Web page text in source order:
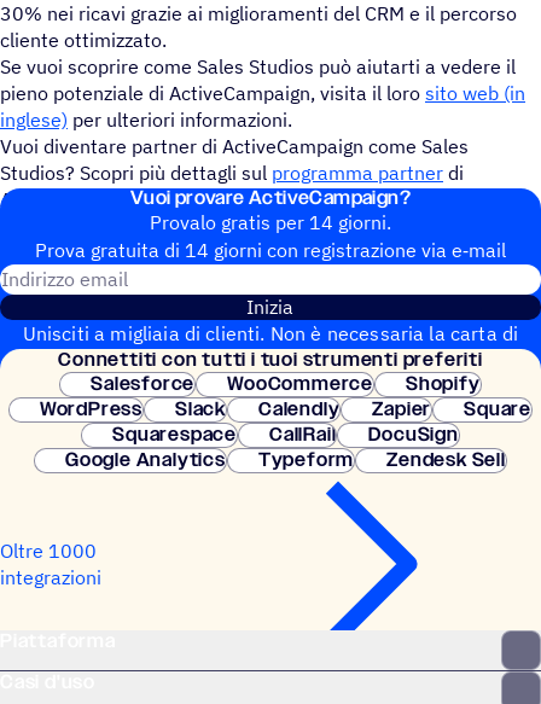
30% nei ricavi grazie ai miglioramenti del CRM e il percorso
cliente ottimizzato.
Se vuoi scoprire come Sales Studios può aiutarti a vedere il
pieno potenziale di ActiveCampaign, visita il loro sito web (in
inglese) per ulteriori informazioni.
Vuoi diventare partner di ActiveCampaign come Sales
Studios? Scopri più dettagli sul programma partner di
ActiveCampaign.Vuoi provare ActiveCampaign?
Provalo gratis per 14 giorni.
Prova gratuita di 14 giorni con regi­stra­zione via e‑mail
Inizia
Unisciti a migliaia di clienti. Non è necessaria la carta di
credito. Configurazione istantanea.
Connet­titi con tutti i tuoi strumenti preferiti
Salesforce
WooCommerce
Shopify
WordPress
Slack Calendly Zapier
Square
Squarespace
CallRail
DocuSign
Google Analytics
Typeform Zendesk Sell
Oltre 1000
integrazioni